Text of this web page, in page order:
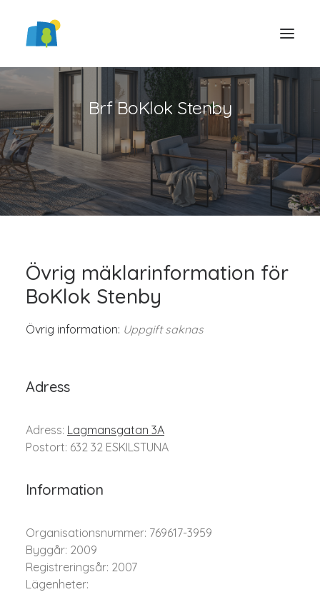
Brf BoKlok Stenby
Övrig mäklarinformation för
BoKlok Stenby
Övrig information: Uppgift saknas
Adress
Adress: Lagmansgatan 3A
Postort: 632 32 ESKILSTUNA
Information
Organisationsnummer: 769617-3959
Byggår: 2009
Registreringsår: 2007
Lägenheter: